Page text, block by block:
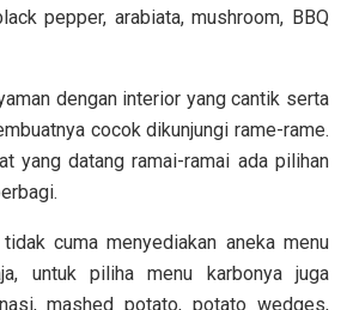
pepper, arabiata, mushroom, BBQ
dengan interior yang cantik serta
cocok dikunjungi rame-rame.
yang datang ramai-ramai ada pilihan
cuma menyediakan aneka menu
untuk piliha menu karbonya juga
mashed potato, potato wedges,